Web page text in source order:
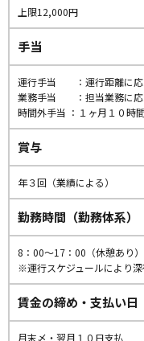
上限12,000円
手当
運行手当 ：運行距離に応
業務手当 ：担当業務に応
時間外手当 ：１ヶ月１０時
賞与
年３回（業績による）
勤務時間（勤務体系）
8：00〜17：00（休憩あり）
※運行スケジュールにより
賃金の締め・支払い日
月末〆・翌月１０日支払